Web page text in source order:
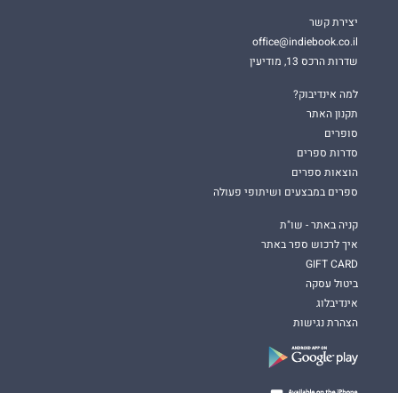
יצירת קשר
office@indiebook.co.il
שדרות הרכס 13, מודיעין
למה אינדיבוק?
תקנון האתר
סופרים
סדרות ספרים
הוצאות ספרים
ספרים במבצעים ושיתופי פעולה
קניה באתר - שו"ת
איך לרכוש ספר באתר
GIFT CARD
ביטול עסקה
אינדיבלוג
הצהרת נגישות